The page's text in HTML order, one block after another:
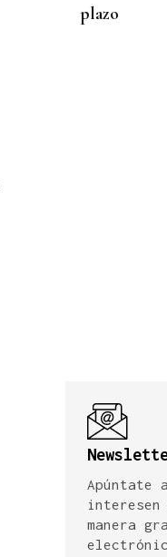
plazo
Apúntate
manera